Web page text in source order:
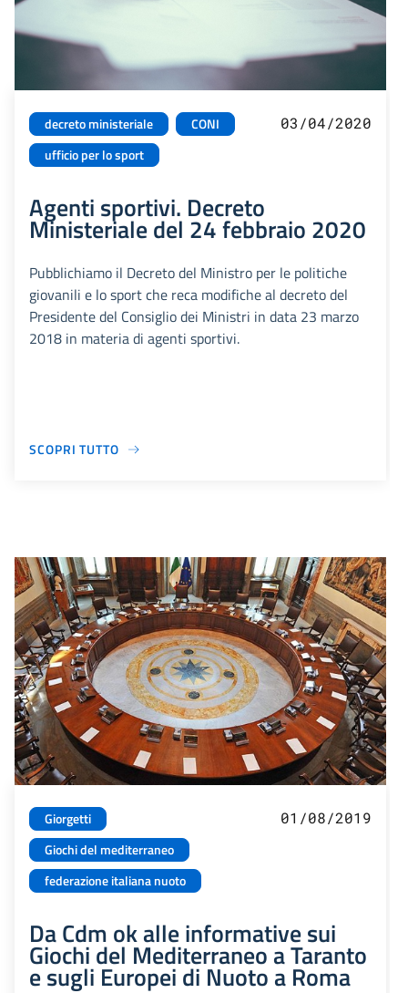
decreto ministeriale
CONI
ufficio per lo sport
03/04/2020
Agenti sportivi. Decreto
Ministeriale del 24 febbraio 2020
Pubblichiamo il Decreto del Ministro per le politiche
giovanili e lo sport che reca modifiche al decreto del
Presidente del Consiglio dei Ministri in data 23 marzo
2018 in materia di agenti sportivi.
SCOPRI TUTTO
Giorgetti
Giochi del mediterraneo
federazione italiana nuoto
01/08/2019
Da Cdm ok alle informative sui
Giochi del Mediterraneo a Taranto
e sugli Europei di Nuoto a Roma